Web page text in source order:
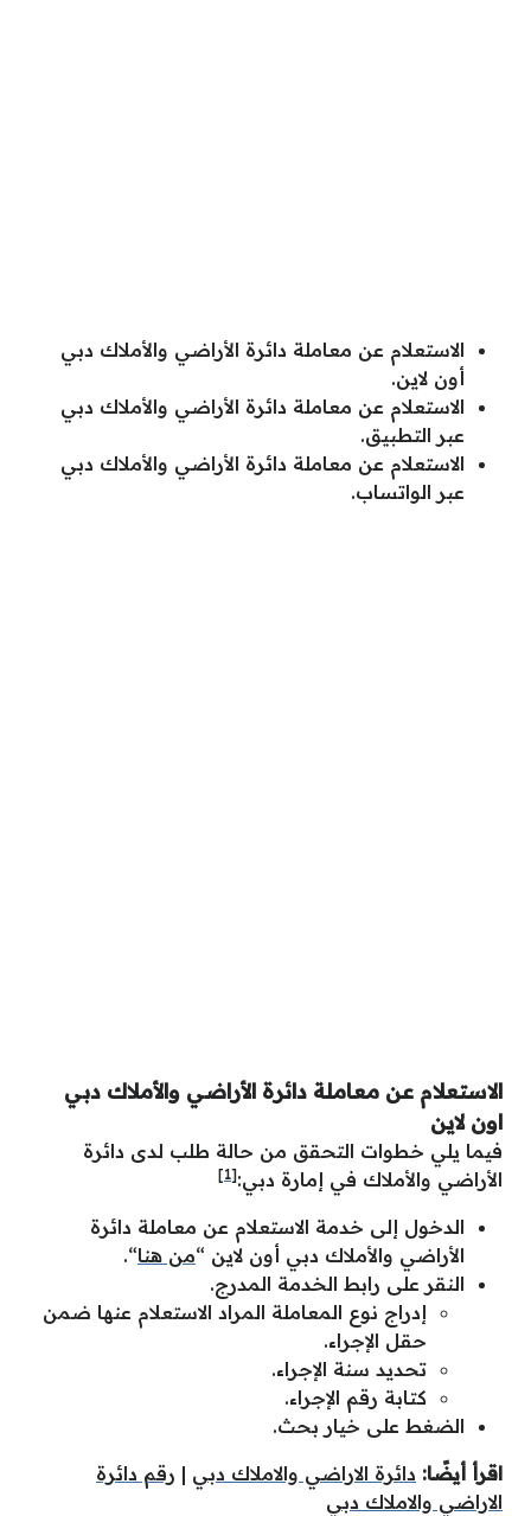
الاستعلام عن معاملة دائرة الأراضي والأملاك دبي
أون لاين.
الاستعلام عن معاملة دائرة الأراضي والأملاك دبي
عبر التطبيق.
الاستعلام عن معاملة دائرة الأراضي والأملاك دبي
عبر الواتساب.
الاستعلام عن معاملة دائرة الأراضي والأملاك دبي
اون لاين
فيما يلي خطوات التحقق من حالة طلب لدى دائرة
الأراضي والأملاك في إمارة دبي:[1]
الدخول إلى خدمة الاستعلام عن معاملة دائرة
الأراضي والأملاك دبي أون لاين “من هنا“.
النقر على رابط الخدمة المدرج.
إدراج نوع المعاملة المراد الاستعلام عنها ضمن
حقل الإجراء.
تحديد سنة الإجراء.
كتابة رقم الإجراء.
الضغط على خيار بحث.
اقرأ أيضًا: دائرة الاراضي والاملاك دبي | رقم دائرة
الاراضي والاملاك دبي